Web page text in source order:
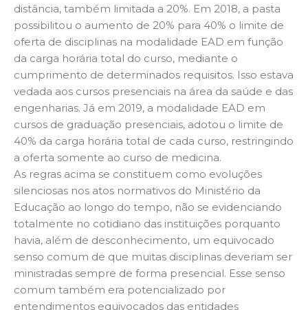
distância, também limitada a 20%. Em 2018, a pasta
possibilitou o aumento de 20% para 40% o limite de
oferta de disciplinas na modalidade EAD em função
da carga horária total do curso, mediante o
cumprimento de determinados requisitos. Isso estava
vedada aos cursos presenciais na área da saúde e das
engenharias. Já em 2019, a modalidade EAD em
cursos de graduação presenciais, adotou o limite de
40% da carga horária total de cada curso, restringindo
a oferta somente ao curso de medicina.
As regras acima se constituem como evoluções
silenciosas nos atos normativos do Ministério da
Educação ao longo do tempo, não se evidenciando
totalmente no cotidiano das instituições porquanto
havia, além de desconhecimento, um equivocado
senso comum de que muitas disciplinas deveriam ser
ministradas sempre de forma presencial. Esse senso
comum também era potencializado por
entendimentos equivocados das entidades